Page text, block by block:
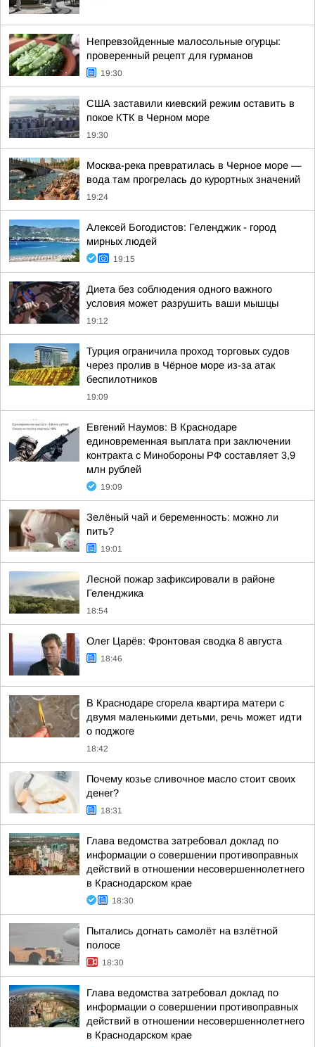
Непревзойденные малосольные огурцы:
проверенный рецепт для гурманов
19:30
США заставили киевский режим оставить в
покое КТК в Черном море
19:30
Москва-река превратилась в Черное море —
вода там прогрелась до курортных значений
19:24
Алексей Богодистов: Геленджик - город
мирных людей
19:15
Диета без соблюдения одного важного
условия может разрушить ваши мышцы
19:12
Турция ограничила проход торговых судов
через пролив в Чёрное море из-за атак
беспилотников
19:09
Евгений Наумов: В Краснодаре
единовременная выплата при заключении
контракта с Минобороны РФ составляет 3,9
млн рублей
19:09
Зелёный чай и беременность: можно ли
пить?
19:01
Лесной пожар зафиксировали в районе
Геленджика
18:54
Олег Царёв: Фронтовая сводка 8 августа
18:46
В Краснодаре сгорела квартира матери с
двумя маленькими детьми, речь может идти
о поджоге
18:42
Почему козье сливочное масло стоит своих
денег?
18:31
Глава ведомства затребовал доклад по
информации о совершении противоправных
действий в отношении несовершеннолетнего
в Краснодарском крае
18:30
Пытались догнать самолёт на взлётной
полосе
18:30
Глава ведомства затребовал доклад по
информации о совершении противоправных
действий в отношении несовершеннолетнего
в Краснодарском крае